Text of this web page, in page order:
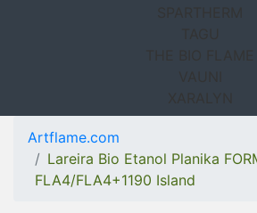
Artflame.com
Lareira Bio Etanol Planika
FLA4/FLA4+1190 Island